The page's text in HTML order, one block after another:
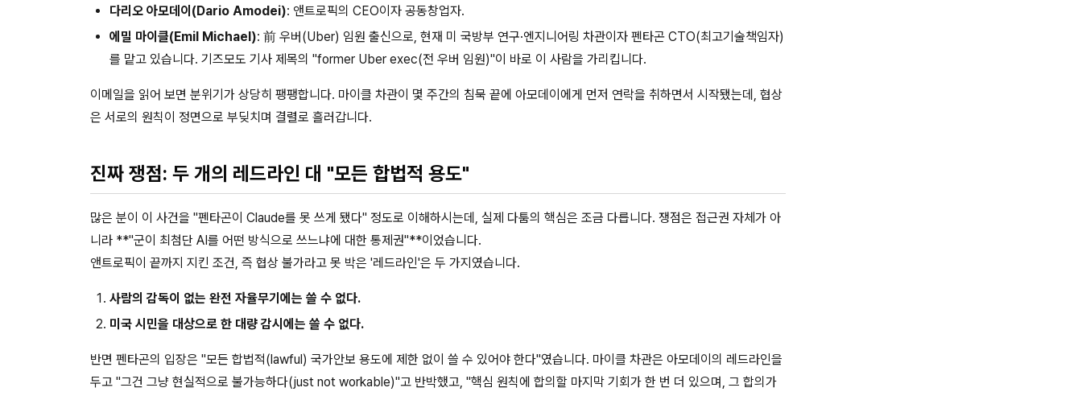
다리오 아모데이(Dario Amodei): 앤트로픽의 CEO이자 공동창업자.
에밀 마이클(Emil Michael): 前 우버(Uber) 임원 출신으로, 현재 미 국방부 연구·엔지니어링 차관이자 펜타곤 CTO(최고기술책임자)
를 맡고 있습니다. 기즈모도 기사 제목의 "former Uber exec(전 우버 임원)"이 바로 이 사람을 가리킵니다.
이메일을 읽어 보면 분위기가 상당히 팽팽합니다. 마이클 차관이 몇 주간의 침묵 끝에 아모데이에게 먼저 연락을 취하면서 시작됐는데, 협상
은 서로의 원칙이 정면으로 부딪치며 결렬로 흘러갑니다.
진짜 쟁점: 두 개의 레드라인 대 "모든 합법적 용도"
많은 분이 이 사건을 "펜타곤이 Claude를 못 쓰게 됐다" 정도로 이해하시는데, 실제 다툼의 핵심은 조금 다릅니다. 쟁점은 접근권 자체가 아
니라 **"군이 최첨단 AI를 어떤 방식으로 쓰느냐에 대한 통제권"**이었습니다.
앤트로픽이 끝까지 지킨 조건, 즉 협상 불가라고 못 박은 '레드라인'은 두 가지였습니다.
사람의 감독이 없는 완전 자율무기에는 쓸 수 없다.
미국 시민을 대상으로 한 대량 감시에는 쓸 수 없다.
반면 펜타곤의 입장은 "모든 합법적(lawful) 국가안보 용도에 제한 없이 쓸 수 있어야 한다"였습니다. 마이클 차관은 아모데이의 레드라인을
두고 "그건 그냥 현실적으로 불가능하다(just not workable)"고 반박했고, "핵심 원칙에 합의할 마지막 기회가 한 번 더 있으며, 그 합의가